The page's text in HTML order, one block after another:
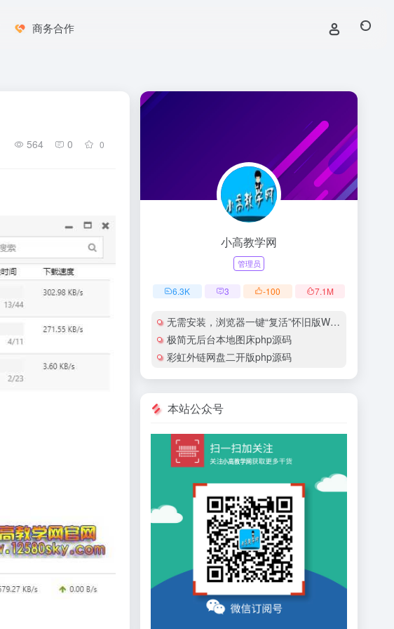
商务合作
564 0 0
小高教学网
管理员
6.3K 3 -100 7.1M
无需安装，浏览器一键“复活”怀旧版Windows
极简无后台本地图床php源码
彩虹外链网盘二开版php源码
本站公众号